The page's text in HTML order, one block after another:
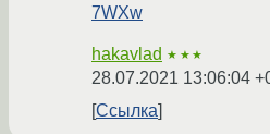
7WXw
hakavlad ★★★
28.07.2021 13:06:04
Ссылка